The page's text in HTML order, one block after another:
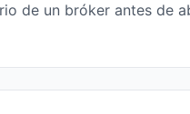
de un bróker antes de